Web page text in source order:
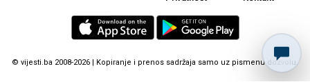
© vijesti.ba 2008-2026 | Kopiranje i prenos sadržaja samo uz pismenu dozvolu.